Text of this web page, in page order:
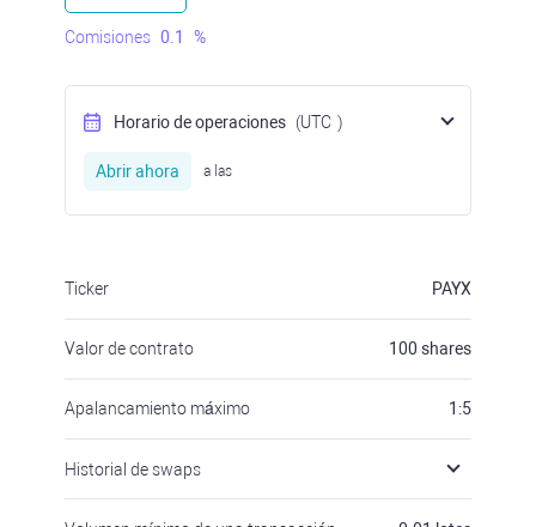
Comisiones 0.1 %
Horario de operaciones (UTC )
Abrir ahora a las
Ticker PAYX
Valor de contrato 100 shares
Apalancamiento máximo 1:5
Historial de swaps